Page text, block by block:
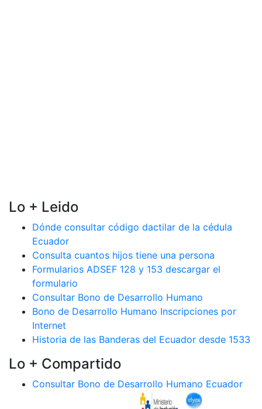
Lo + Leido
Dónde consultar código dactilar de la cédula
Ecuador
Consulta cuantos hijos tiene una persona
Formularios ADSEF 128 y 153 descargar el
formulario
Consultar Bono de Desarrollo Humano
Bono de Desarrollo Humano Inscripciones por
Internet
Historia de las Banderas del Ecuador desde 1533
Lo + Compartido
Consultar Bono de Desarrollo Humano Ecuador